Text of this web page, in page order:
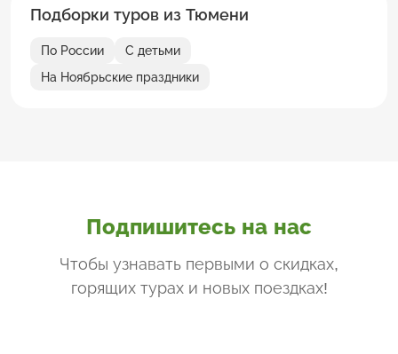
Подборки туров из Тюмени
По России
С детьми
На Ноябрьские праздники
Подпишитесь на нас
Чтобы узнавать первыми о скидках,
горящих турах и новых поездках!